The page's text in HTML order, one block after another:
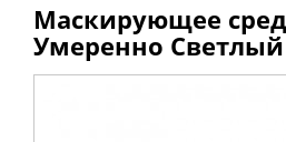
Маскирующее
Умеренно